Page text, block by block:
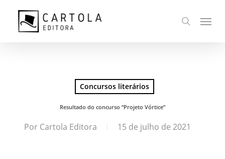
busca
Menu
Concursos literários
Resultado do concurso “Projeto Vórtice”
Por Cartola Editora 15 de julho de 2021